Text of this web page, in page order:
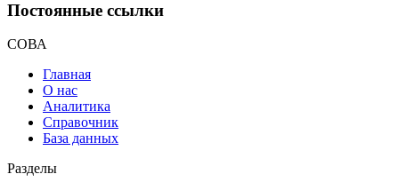
Постоянные ссылки
СОВА
Главная
О нас
Аналитика
Справочник
База данных
Разделы